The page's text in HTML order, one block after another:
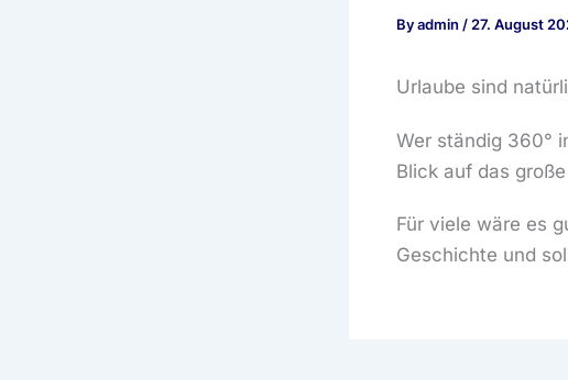
Byadmin /27. August
Urlaube sind
Wer ständig 360°
Blick auf das
Für viele wäre es
Geschichte und